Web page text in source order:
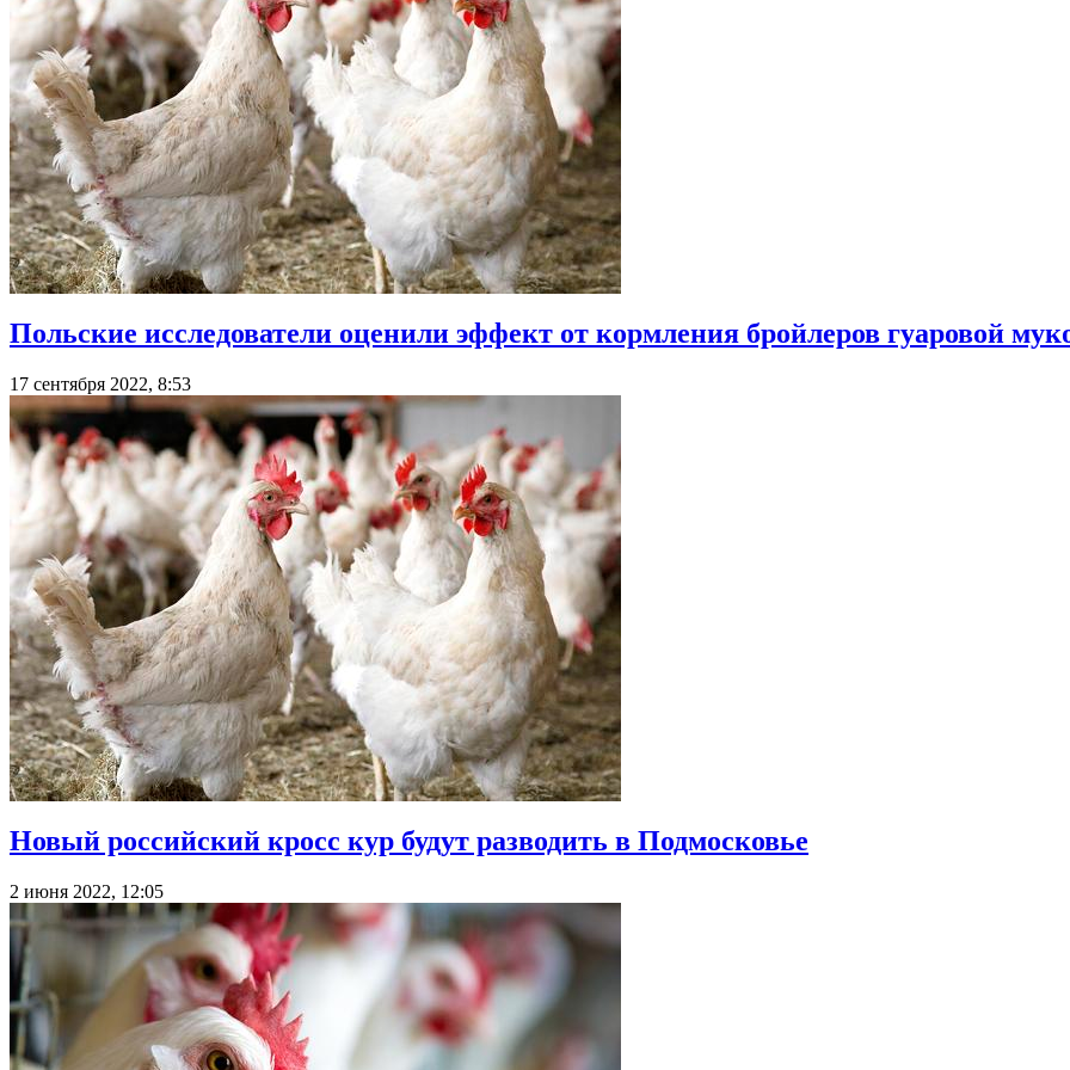
Польские исследователи оценили эффект от кормления бройлеров гуаровой
17 сентября 2022, 8:53
Новый российский кросс кур будут разводить в Подмосковье
2 июня 2022, 12:05